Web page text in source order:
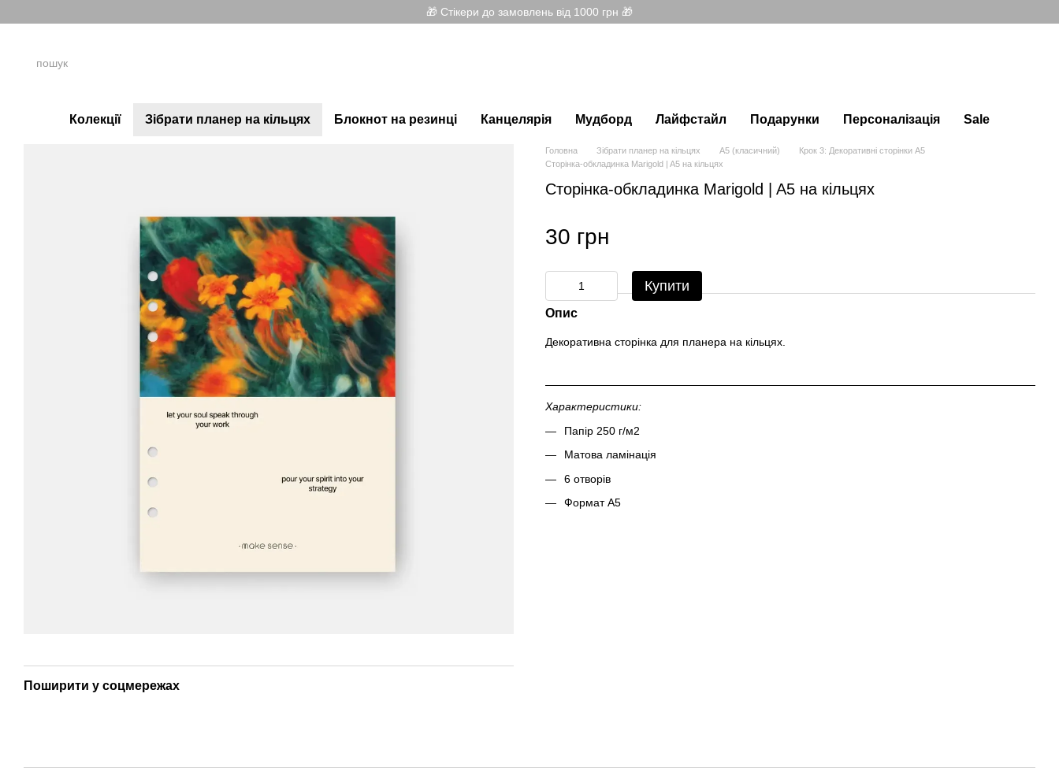
🎁 Стікери до замовлень від 1000 грн 🎁
Колекції Зібрати планер на кільцях Блокнот на резинці Канцелярія Мудборд Лайфстайл Подарунки Персоналізація Sale
Поширити у соцмережах
Головна Зібрати планер на кільцях А5 (класичний)
Крок 3: Декоративні сторінки А5
Сторінка-обкладинка Marigold | A5 на кільцях
Сторінка-обкладинка Marigold | A5 на кільцях
30 грн
Купити
Опис
Декоративна сторінка для планера на кільцях.
Характеристики:
Папір 250 г/м2
Матова ламінація
6 отворів
Формат А5